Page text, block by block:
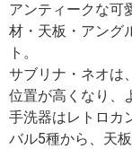
アンティークな可
材・天板・アング
ト。
サブリナ・ネオは
位置が高くなり、
手洗器はレトロカ
バル5種から、天